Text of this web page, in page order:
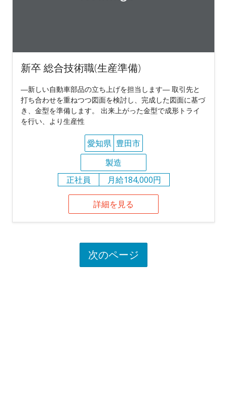
新卒 総合技術職(生産準備)
―新しい自動車部品の立ち上げを担当します― 取引先と
打ち合わせを重ねつつ図面を検討し、完成した図面に基づ
き、金型を準備します。 出来上がった金型で成形トライ
を行い、より生産性
愛知県 豊田市
製造
正社員
月給184,000円
詳細を見る
次のページ